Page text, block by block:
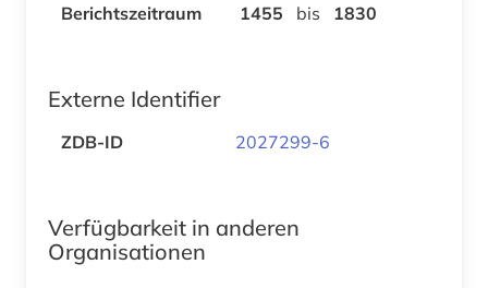
Berichtszeitraum
1455 bis 1830
Externe Identifier
ZDB-ID 2027299-6
Verfügbarkeit in anderen
Organisationen